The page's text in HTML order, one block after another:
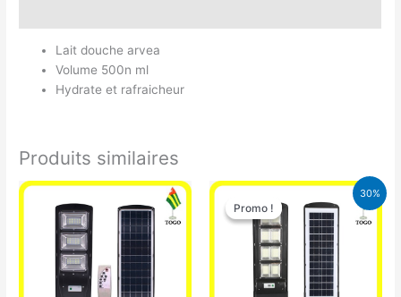
Lait douche arvea
Volume 500n ml
Hydrate et rafraicheur
Produits similaires
30%
Promo !
Promo !
Le
prix
initial
était :
50.000 CFA.
Le
prix
actuel
est :
35.000